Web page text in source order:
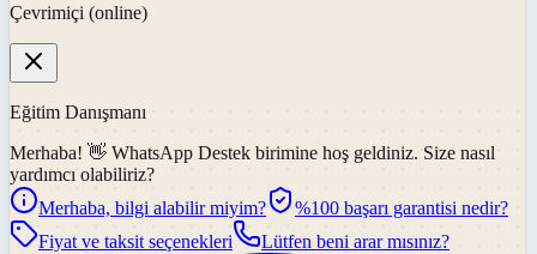
Çevrimiçi (online)
Eğitim Danışmanı
Merhaba! 👋 WhatsApp Destek birimine hoş geldiniz. Size nasıl
yardımcı olabiliriz?
Merhaba, bilgi alabilir miyim?
%100 başarı garantisi nedir?
Fiyat ve taksit seçenekleri
Lütfen beni arar mısınız?